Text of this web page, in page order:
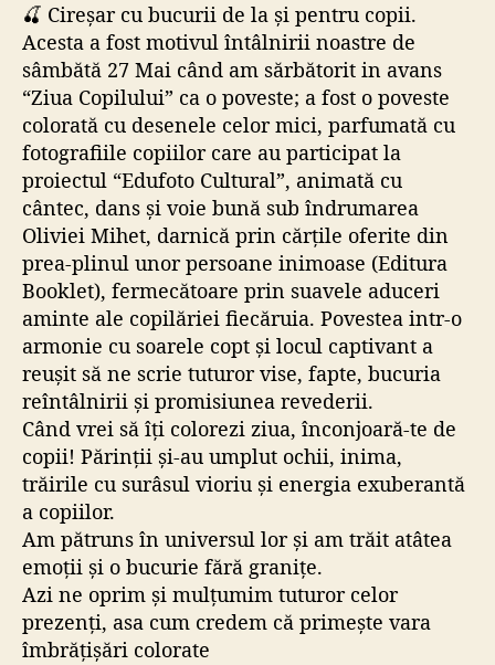
🍒 Cireșar cu bucurii de la și pentru copii.
Acesta a fost motivul întâlnirii noastre de
sâmbătă 27 Mai când am sărbătorit in avans
“Ziua Copilului” ca o poveste; a fost o poveste
colorată cu desenele celor mici, parfumată cu
fotografiile copiilor care au participat la
proiectul “Edufoto Cultural”, animată cu
cântec, dans și voie bună sub îndrumarea
Oliviei Mihet, darnică prin cărțile oferite din
prea-plinul unor persoane inimoase (Editura
Booklet), fermecătoare prin suavele aduceri
aminte ale copilăriei fiecăruia. Povestea intr-o
armonie cu soarele copt și locul captivant a
reușit să ne scrie tuturor vise, fapte, bucuria
reîntâlnirii și promisiunea revederii.
Când vrei să îți colorezi ziua, înconjoară-te de
copii! Părinții și-au umplut ochii, inima,
trăirile cu surâsul vioriu și energia exuberantă
a copiilor.
Am pătruns în universul lor și am trăit atâtea
emoții și o bucurie fără granițe.
Azi ne oprim și mulțumim tuturor celor
prezenți, asa cum credem că primește vara
îmbrățișări colorate